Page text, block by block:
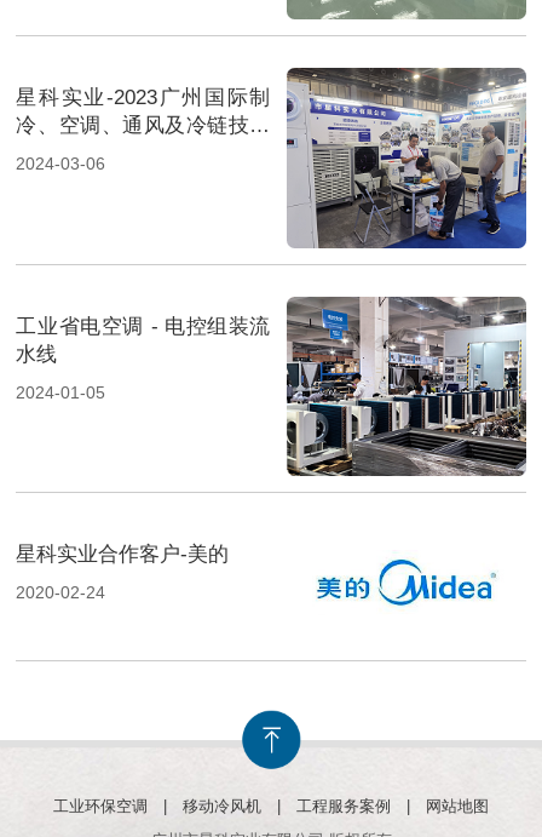
星科实业-2023广州国际制
冷、空调、通风及冷链技术
展览会-2
2024-03-06
工业省电空调 - 电控组装流
水线
2024-01-05
星科实业合作客户-美的
2020-02-24
工业环保空调 移动冷风机 工程服务案例
网站地图